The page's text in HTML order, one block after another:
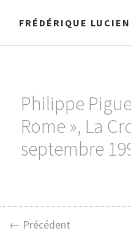
FRÉDÉRIQUE LUCIEN
Philippe
Rome », La
septembre
← Précédent